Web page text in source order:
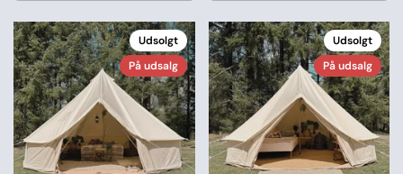
Udsolgt
På udsalg
Udsolgt
På udsalg